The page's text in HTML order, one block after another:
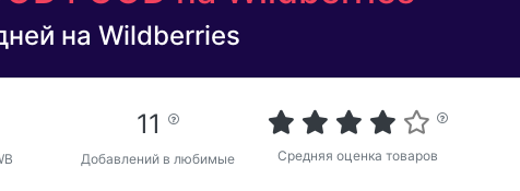
на Wildberries
11
Добавлений в любимые Средняя оценка товаров